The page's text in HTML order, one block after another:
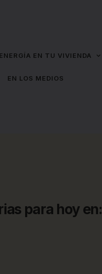
EN TU VIVIENDA
EN LOS MEDIOS
para hoy en: